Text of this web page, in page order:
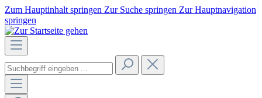
Zum Hauptinhalt springen Zur Suche springen Zur Hauptnavigation
springen